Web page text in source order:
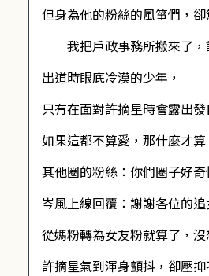
但身為他的粉絲的風箏們，
──我把戶政事務所搬來了，
出道時眼底冷漠的少年，
只有在面對許摘星時會露出發
如果這都不算愛，那什麼才算
其他圈的粉絲：你們圈子好奇
岑風上線回覆：謝謝各位的追
從媽粉轉為女友粉就算了，
許摘星氣到渾身顫抖，卻壓抑